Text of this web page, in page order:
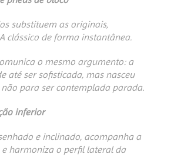
substituem as originais,
clássico de forma instantânea.
o mesmo argumento: a
até ser sofisticada, mas nasceu
para ser contemplada parada.
inferior
e inclinado, acompanha a
harmoniza o perfil lateral da